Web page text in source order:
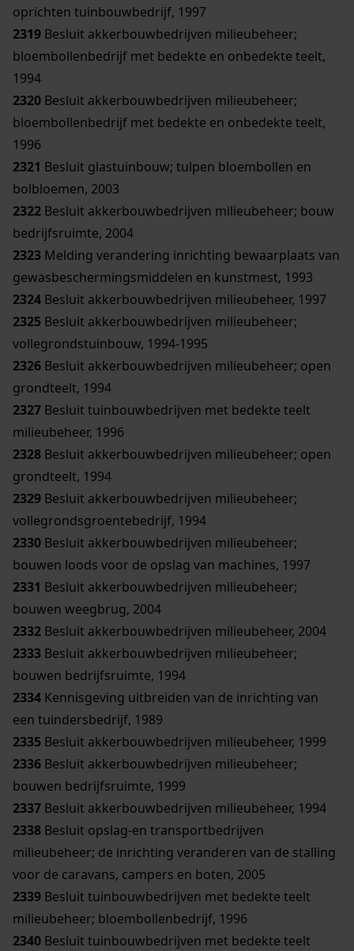
oprichten tuinbouwbedrijf, 1997
2319 Besluit akkerbouwbedrijven milieubeheer;
bloembollenbedrijf met bedekte en onbedekte teelt,
1994
2320 Besluit akkerbouwbedrijven milieubeheer;
bloembollenbedrijf met bedekte en onbedekte teelt,
1996
2321 Besluit glastuinbouw; tulpen bloembollen en
bolbloemen, 2003
2322 Besluit akkerbouwbedrijven milieubeheer; bouw
bedrijfsruimte, 2004
2323 Melding verandering inrichting bewaarplaats van
gewasbeschermingsmiddelen en kunstmest, 1993
2324 Besluit akkerbouwbedrijven milieubeheer, 1997
2325 Besluit akkerbouwbedrijven milieubeheer;
vollegrondstuinbouw, 1994-1995
2326 Besluit akkerbouwbedrijven milieubeheer; open
grondteelt, 1994
2327 Besluit tuinbouwbedrijven met bedekte teelt
milieubeheer, 1996
2328 Besluit akkerbouwbedrijven milieubeheer; open
grondteelt, 1994
2329 Besluit akkerbouwbedrijven milieubeheer;
vollegrondsgroentebedrijf, 1994
2330 Besluit akkerbouwbedrijven milieubeheer;
bouwen loods voor de opslag van machines, 1997
2331 Besluit akkerbouwbedrijven milieubeheer;
bouwen weegbrug, 2004
2332 Besluit akkerbouwbedrijven milieubeheer, 2004
2333 Besluit akkerbouwbedrijven milieubeheer;
bouwen bedrijfsruimte, 1994
2334 Kennisgeving uitbreiden van de inrichting van
een tuindersbedrijf, 1989
2335 Besluit akkerbouwbedrijven milieubeheer, 1999
2336 Besluit akkerbouwbedrijven milieubeheer;
bouwen bedrijfsruimte, 1999
2337 Besluit akkerbouwbedrijven milieubeheer, 1994
2338 Besluit opslag-en transportbedrijven
milieubeheer; de inrichting veranderen van de stalling
voor de caravans, campers en boten, 2005
2339 Besluit tuinbouwbedrijven met bedekte teelt
milieubeheer; bloembollenbedrijf, 1996
2340 Besluit tuinbouwbedrijven met bedekte teelt